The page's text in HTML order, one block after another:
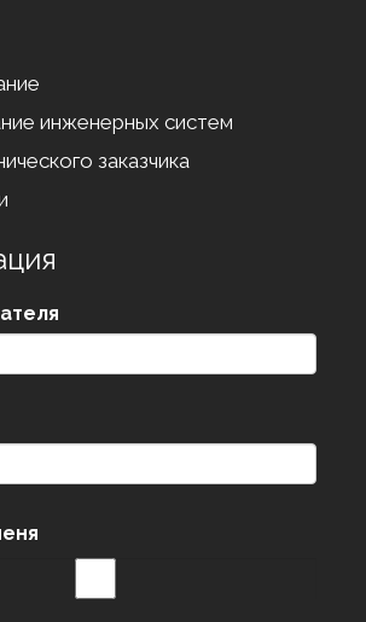
инженерных систем
заказчика